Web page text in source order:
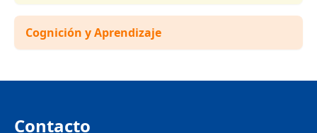
Cognición y Aprendizaje
Contacto